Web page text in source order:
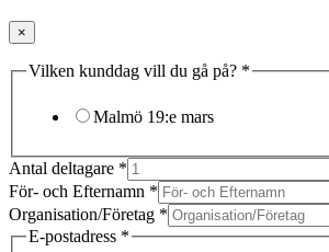
×
Vilken kunddag vill du gå på? *
Malmö 19:e mars
Antal deltagare *
För- och Efternamn *
Organisation/Företag *
E-postadress *